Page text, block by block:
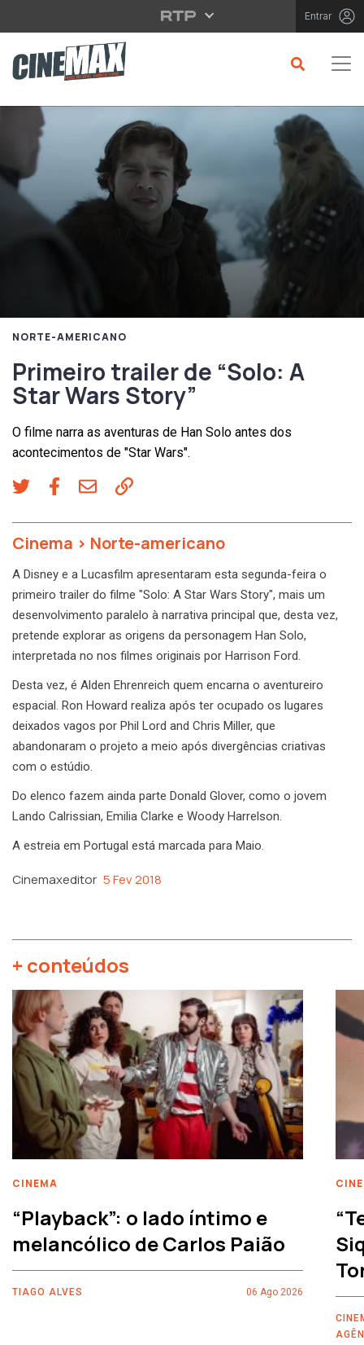
Saltar para o conteúdo principal Entrar
NORTE-AMERICANO
Primeiro trailer de “Solo: A
Star Wars Story”
O filme narra as aventuras de Han Solo antes dos
acontecimentos de "Star Wars".
Cinema > Norte-americano
A Disney e a Lucasfilm apresentaram esta segunda-feira o
primeiro trailer do filme "Solo: A Star Wars Story", mais um
desenvolvimento paralelo à narrativa principal que, desta vez,
pretende explorar as origens da personagem Han Solo,
interpretada no nos filmes originais por Harrison Ford.
Desta vez, é Alden Ehrenreich quem encarna o aventureiro
espacial. Ron Howard realiza após ter ocupado os lugares
deixados vagos por Phil Lord and Chris Miller, que
abandonaram o projeto a meio após divergências criativas
com o estúdio.
Do elenco fazem ainda parte Donald Glover, como o jovem
Lando Calrissian, Emilia Clarke e Woody Harrelson.
A estreia em Portugal está marcada para Maio.
Cinemaxeditor 5 Fev 2018
+ conteúdos
CINEMA
“Playback”: o lado íntimo e
melancólico de Carlos Paião
TIAGO ALVES 06 Ago 2026